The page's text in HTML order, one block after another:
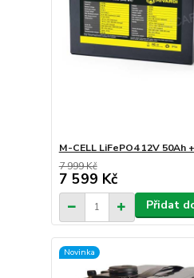
M-CELL LiFePO4 12V 50Ah
7 999 Kč
7 599 Kč
Přidat
Novinka